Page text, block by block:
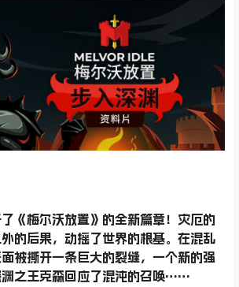
《梅尔沃放置》的全新篇章！灾厄的
的后果，动摇了世界的根基。在混乱
被撕开一条巨大的裂缝，一个新的强
渊之王克森回应了混沌的召唤……